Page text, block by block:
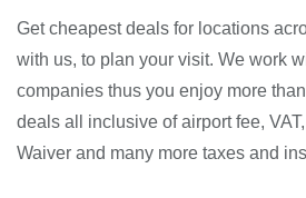
Get cheapest deals for locations
with us, to plan your visit. We work
companies thus you enjoy more
deals all inclusive of airport fee,
Waiver and many more taxes and